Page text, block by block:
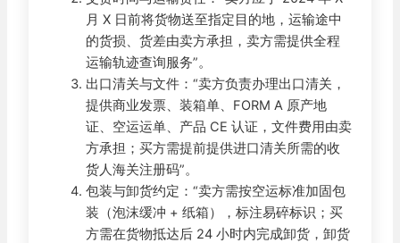
月 X 日前将货物送至指定目的地，运输途中
的货损、货差由卖方承担，卖方需提供全程
运输轨迹查询服务”。
出口清关与文件：“卖方负责办理出口清关，
提供商业发票、装箱单、FORM A 原产地
证、空运运单、产品 CE 认证，文件费用由卖
方承担；买方需提前提供进口清关所需的收
货人海关注册码”。
包装与卸货约定：“卖方需按空运标准加固包
装（泡沫缓冲 + 纸箱），标注易碎标识；买
方需在货物抵达后 24 小时内完成卸货，卸货